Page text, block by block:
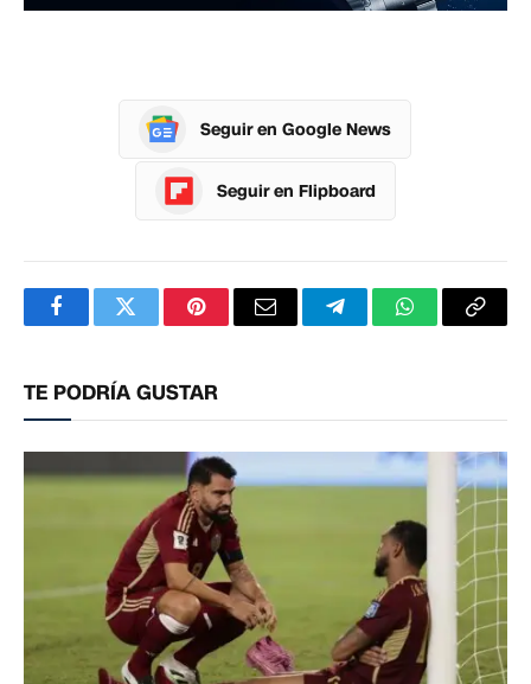
Seguir en Google News
Seguir en Flipboard
FacebookTwitterPinterestCorreoTelegramWhatsApp
TE PODRÍA GUSTAR